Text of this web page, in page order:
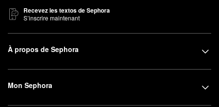
Recevez les textos de Sephora
S’inscrire maintenant
À propos de Sephora
Mon Sephora